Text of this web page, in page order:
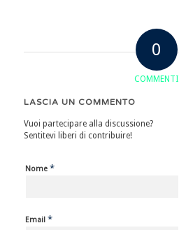
0
COMMENTI
LASCIA UN COMMENTO
Vuoi partecipare alla discussione?
Sentitevi liberi di contribuire!
Nome *
Email *